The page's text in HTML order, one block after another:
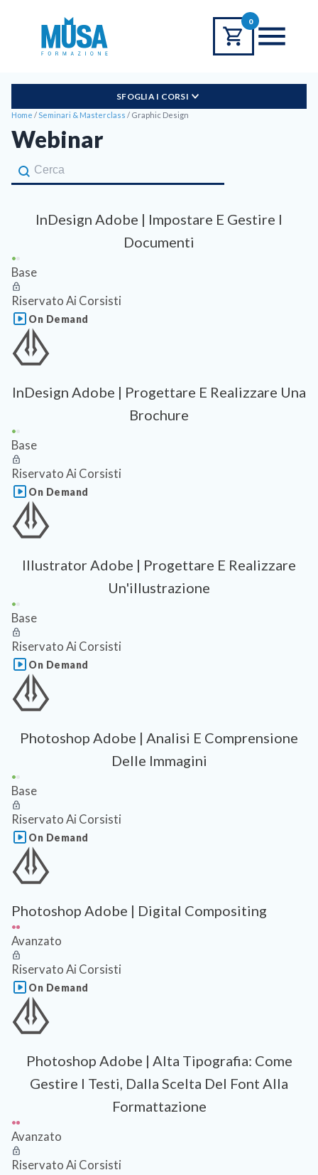
0
SFOGLIA I CORSI
Home / Seminari & Masterclass / Graphic Design
Webinar
Cerca Corso
Search Content
InDesign Adobe | Impostare E Gestire I
Documenti
Base
Riservato Ai Corsisti
On Demand
InDesign Adobe | Progettare E Realizzare Una
Brochure
Base
Riservato Ai Corsisti
On Demand
Illustrator Adobe | Progettare E Realizzare
Un'illustrazione
Base
Riservato Ai Corsisti
On Demand
Photoshop Adobe | Analisi E Comprensione
Delle Immagini
Base
Riservato Ai Corsisti
On Demand
Photoshop Adobe | Digital Compositing
Avanzato
Riservato Ai Corsisti
On Demand
Photoshop Adobe | Alta Tipografia: Come
Gestire I Testi, Dalla Scelta Del Font Alla
Formattazione
Avanzato
Riservato Ai Corsisti